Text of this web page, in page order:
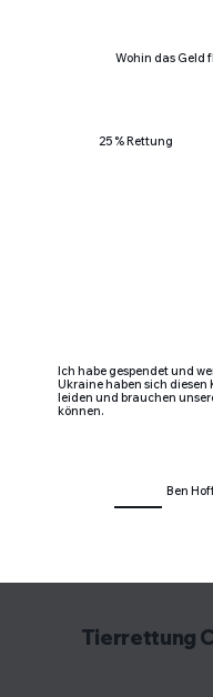
Wohin das Geld
25 % Rettung
Ich habe gespendet und
Ukraine haben sich
leiden und brauchen
können.
Ben
Tierrettung